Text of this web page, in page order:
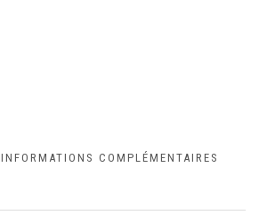
INFORMATIONS COMPLÉMENTAIRES